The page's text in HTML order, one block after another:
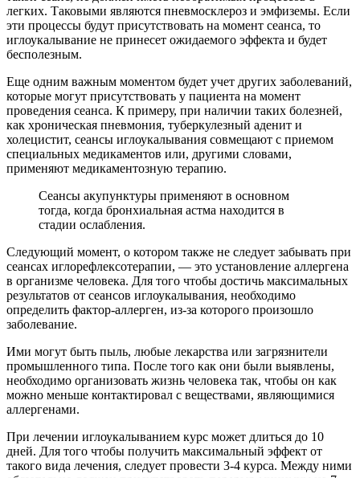
легких. Таковыми являются пневмосклероз и эмфиземы. Если
эти процессы будут присутствовать на момент сеанса, то
иглоукалывание не принесет ожидаемого эффекта и будет
бесполезным.
Еще одним важным моментом будет учет других заболеваний,
которые могут присутствовать у пациента на момент
проведения сеанса. К примеру, при наличии таких болезней,
как хроническая пневмония, туберкулезный аденит и
холецистит, сеансы иглоукалывания совмещают с приемом
специальных медикаментов или, другими словами,
применяют медикаментозную терапию.
Сеансы акупунктуры применяют в основном
тогда, когда бронхиальная астма находится в
стадии ослабления.
Следующий момент, о котором также не следует забывать при
сеансах иглорефлексотерапии, — это установление аллергена
в организме человека. Для того чтобы достичь максимальных
результатов от сеансов иглоукалывания, необходимо
определить фактор-аллерген, из-за которого произошло
заболевание.
Ими могут быть пыль, любые лекарства или загрязнители
промышленного типа. После того как они были выявлены,
необходимо организовать жизнь человека так, чтобы он как
можно меньше контактировал с веществами, являющимися
аллергенами.
При лечении иглоукалыванием курс может длиться до 10
дней. Для того чтобы получить максимальный эффект от
такого вида лечения, следует провести 3-4 курса. Между ними